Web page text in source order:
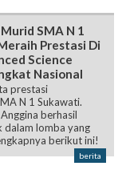
SMA N 1
Prestasi Di
Science
Nasional
prestasi
N 1 Sukawati.
berhasil
dalam lomba yang
berikut ini!
berita